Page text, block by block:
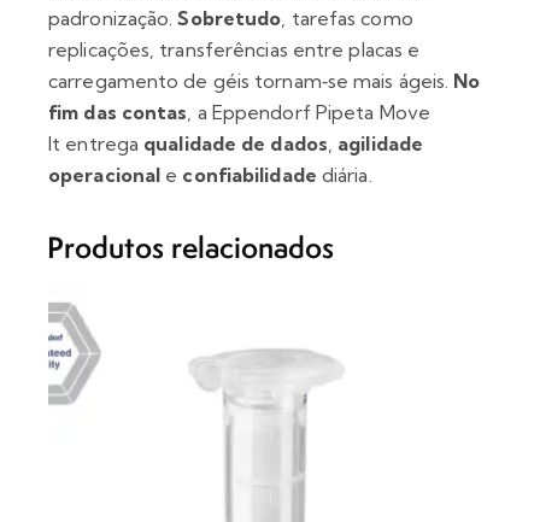
padronização.Sobretudo , tarefas como
replicações, transferências entre placas e
carregamento de géis tornam‑se mais ágeis. No
fim das contas , a Eppendorf Pipeta Move
It entrega qualidade de dados agilidade
operacional e confiabilidade diária.
Produtos relacionados